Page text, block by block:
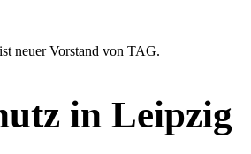
neuer Vorstand von TAG.
in Leipzig